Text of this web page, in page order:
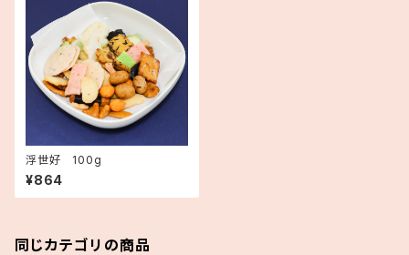
浮世好 100g
¥864
同じカテゴリの商品